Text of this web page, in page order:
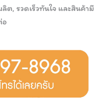
ต, รวดเร็วทันใจ และสินค้ามี
อ